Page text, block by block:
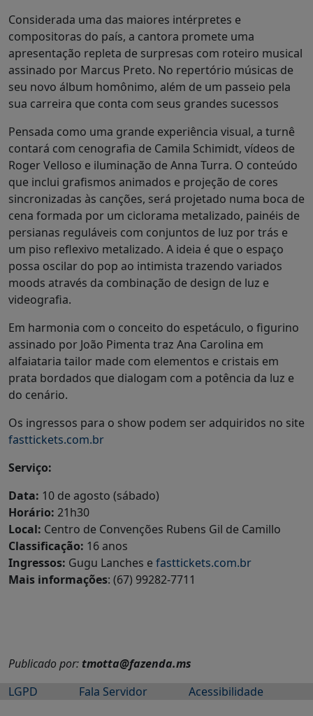
Considerada uma das maiores intérpretes e
compositoras do país, a cantora promete uma
apresentação repleta de surpresas com roteiro musical
assinado por Marcus Preto. No repertório músicas de
seu novo álbum homônimo, além de um passeio pela
sua carreira que conta com seus grandes sucessos
Pensada como uma grande experiência visual, a turnê
contará com cenografia de Camila Schimidt, vídeos de
Roger Velloso e iluminação de Anna Turra. O conteúdo
que inclui grafismos animados e projeção de cores
sincronizadas às canções, será projetado numa boca de
cena formada por um ciclorama metalizado, painéis de
persianas reguláveis com conjuntos de luz por trás e
um piso reflexivo metalizado. A ideia é que o espaço
possa oscilar do pop ao intimista trazendo variados
moods através da combinação de design de luz e
videografia.
Em harmonia com o conceito do espetáculo, o figurino
assinado por João Pimenta traz Ana Carolina em
alfaiataria tailor made com elementos e cristais em
prata bordados que dialogam com a potência da luz e
do cenário.
Os ingressos para o show podem ser adquiridos no site
fasttickets.com.br
Serviço:
Data: 10 de agosto (sábado)
Horário: 21h30
Local: Centro de Convenções Rubens Gil de Camillo
Classificação: 16 anos
Ingressos: Gugu Lanches e fasttickets.com.br
Mais informações: (67) 99282-7711
Publicado por: tmotta@fazenda.ms
LGPD
Fala Servidor Acessibilidade